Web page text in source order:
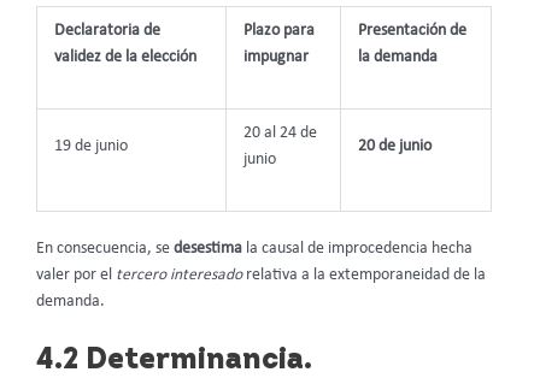
Declaratoria de
validez de la elección
Plazo para
impugnar
Presentación de
la demanda
19 de junio
20 al 24 de
junio
20 de junio
En consecuencia, se desestima la causal de improcedencia hecha
valer por el tercero interesado relativa a la extemporaneidad de la
demanda.
4.2 Determinancia.